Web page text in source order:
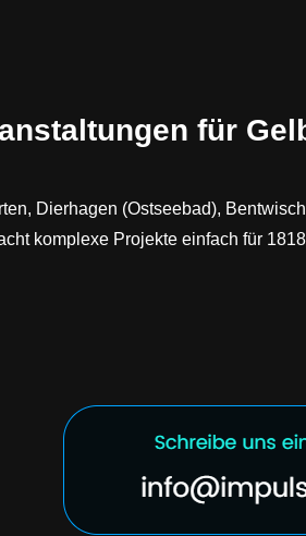
für
Dierhagen (Ostseebad),
komplexe Projekte einfach für